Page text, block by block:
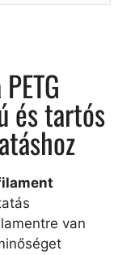
és tartós
van